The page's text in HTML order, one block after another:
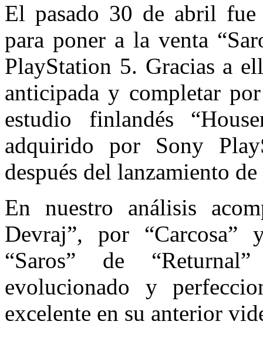
El pasado 30 de abril
para poner a la venta
PlayStation 5. Gracias a
anticipada y completar
estudio finlandés
adquirido por Sony
después del lanzamiento
En nuestro análisis
Devraj”, por “Carcosa”
“Saros” de
evolucionado y
excelente en su anterior